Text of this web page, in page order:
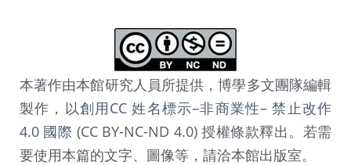
本著作由本館研究人員所提供，博學多文團隊編輯
製作，以創用CC 姓名標示–非商業性– 禁止改作
4.0 國際 (CC BY-NC-ND 4.0) 授權條款釋出。若需
要使用本篇的文字、圖像等，請洽本館出版室。